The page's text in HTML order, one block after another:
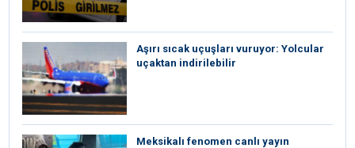
Aşırı sıcak uçuşları vuruyor: Yolcular
uçaktan indirilebilir
Meksikalı fenomen canlı yayın